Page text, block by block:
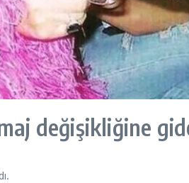
değişikliğine